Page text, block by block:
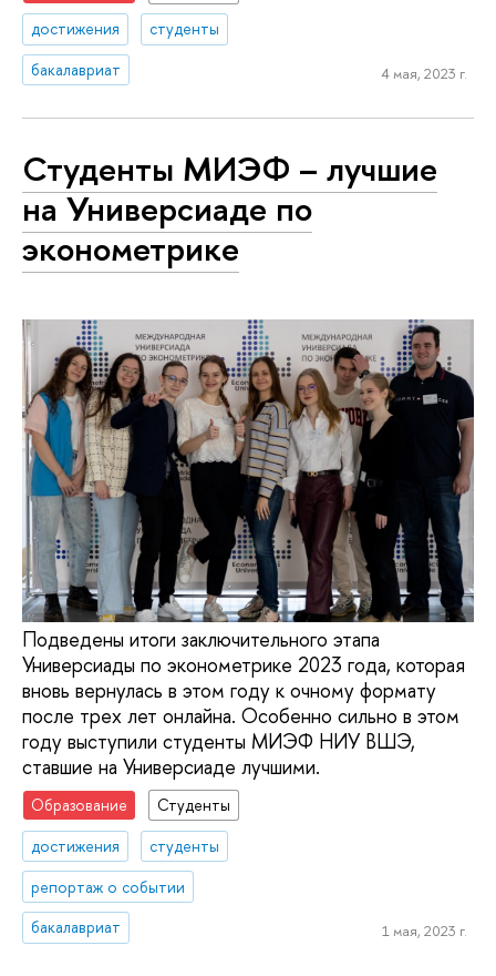
достижения
студенты
бакалавриат
4 мая, 2023 г.
Студенты МИЭФ – лучшие
на Универсиаде по
эконометрике
Подведены итоги заключительного этапа
Универсиады по эконометрике 2023 года, которая
вновь вернулась в этом году к очному формату
после трех лет онлайна. Особенно сильно в этом
году выступили студенты МИЭФ НИУ ВШЭ,
ставшие на Универсиаде лучшими.
Образование
Студенты
достижения
студенты
репортаж о событии
бакалавриат
1 мая, 2023 г.